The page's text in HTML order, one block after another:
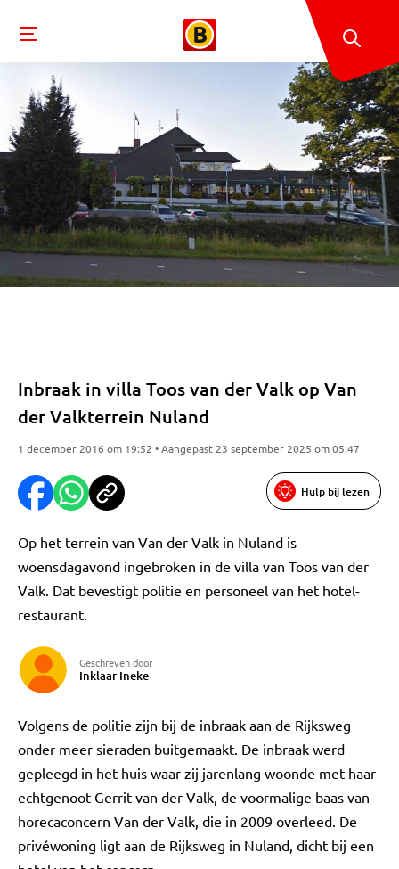
Inbraak in villa Toos van der Valk op Van
der Valkterrein Nuland
1 december 2016 om 19:52 • Aangepast 23 september 2025 om 05:47
Hulp bij lezen
Op het terrein van Van der Valk in Nuland is
woensdagavond ingebroken in de villa van Toos van der
Valk. Dat bevestigt politie en personeel van het hotel-
restaurant.
Geschreven door
Inklaar Ineke
Volgens de politie zijn bij de inbraak aan de Rijksweg
onder meer sieraden buitgemaakt. De inbraak werd
gepleegd in het huis waar zij jarenlang woonde met haar
echtgenoot Gerrit van der Valk, de voormalige baas van
horecaconcern Van der Valk, die in 2009 overleed. De
privéwoning ligt aan de Rijksweg in Nuland, dicht bij een